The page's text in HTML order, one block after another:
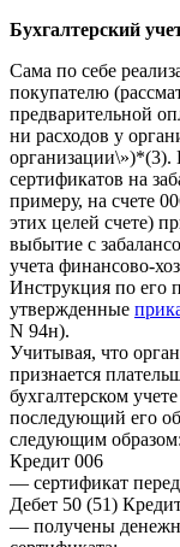
Бухгалтерский
Сама по себе
покупателю
предварительной
ни расходов у
организации\»)*(3).
сертификатов на
примеру, на счете
этих целей счете)
выбытие с
учета финансово-
Инструкция по его
утвержденные
N 94н).
Учитывая, что
признается
бухгалтерском
последующий его
следующим образом:
Кредит 006
— сертификат
Дебет 50 (51)
— получены